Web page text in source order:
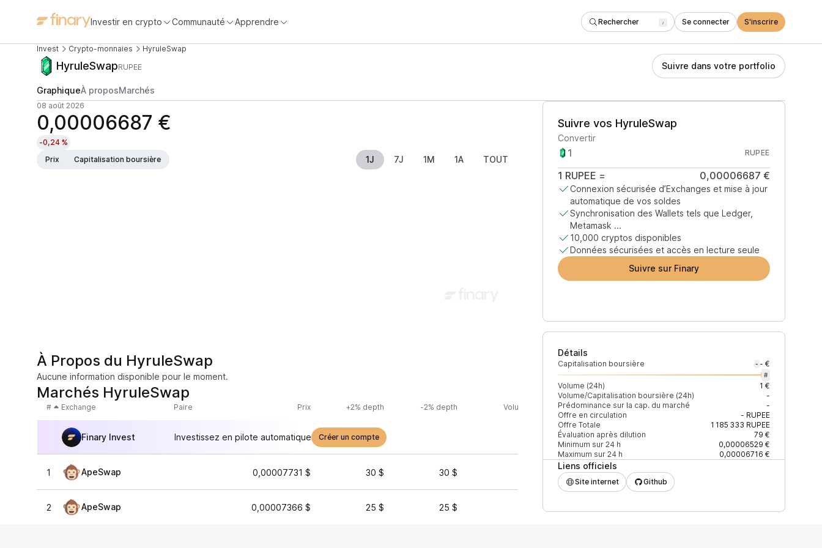
Investir en crypto Communauté Apprendre Rechercher / Se connecter S'inscrire
Invest Crypto-monnaies HyruleSwap
HyruleSwapRUPEE Suivre dans votre portfolio
GraphiqueÀ proposMarchés
08 août 2026
0,00006687 €
-0,24 %
Prix
Capitalisation boursière 1J 7J 1M 1A TOUT
Suivre vos HyruleSwap
Convertir
RUPEE
1 RUPEE = 0,00006687 €
Connexion sécurisée d’Exchanges et mise à jour
automatique de vos soldes
Synchronisation des Wallets tels que Ledger,
Metamask ...
10,000 cryptos disponibles
Données sécurisées et accès en lecture seule
Suivre sur Finary
Détails
Capitalisation boursière - - €
#
Volume (24h)
1 €
Volume/Capitalisation boursière (24h)
-
Prédominance sur la cap. du marché
-
Offre en circulation
- RUPEE
Offre Totale
1 185 333 RUPEE
Évaluation après dilution
79 €
Minimum sur 24 h
0,00006529 €
Maximum sur 24 h
0,00006716 €
Liens officiels
Site internet Github
À Propos du HyruleSwap
Aucune information disponible pour le moment.
Marchés HyruleSwap
# Exchange Paire Prix +2% depth -2% depth Volume (24h) % du volume Confiance Mis à jour
Finary Invest Investissez en pilote automatique Créer un compte
1 ApeSwap 0,00007731 $ 30 $ 30 $ 100 % ÉLEVÉE
2 ApeSwap 0,00007366 $ 25 $ 25 $ 1 $